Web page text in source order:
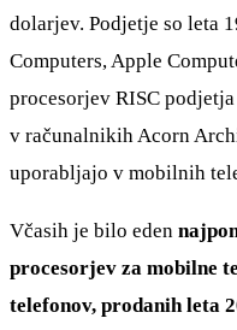
dolarjev. Podjetje so leta
Computers, Apple
procesorjev RISC
v računalnikih Acorn
uporabljajo v mobilnih
Včasih je bilo eden
procesorjev za mobilne
telefonov, prodanih leta